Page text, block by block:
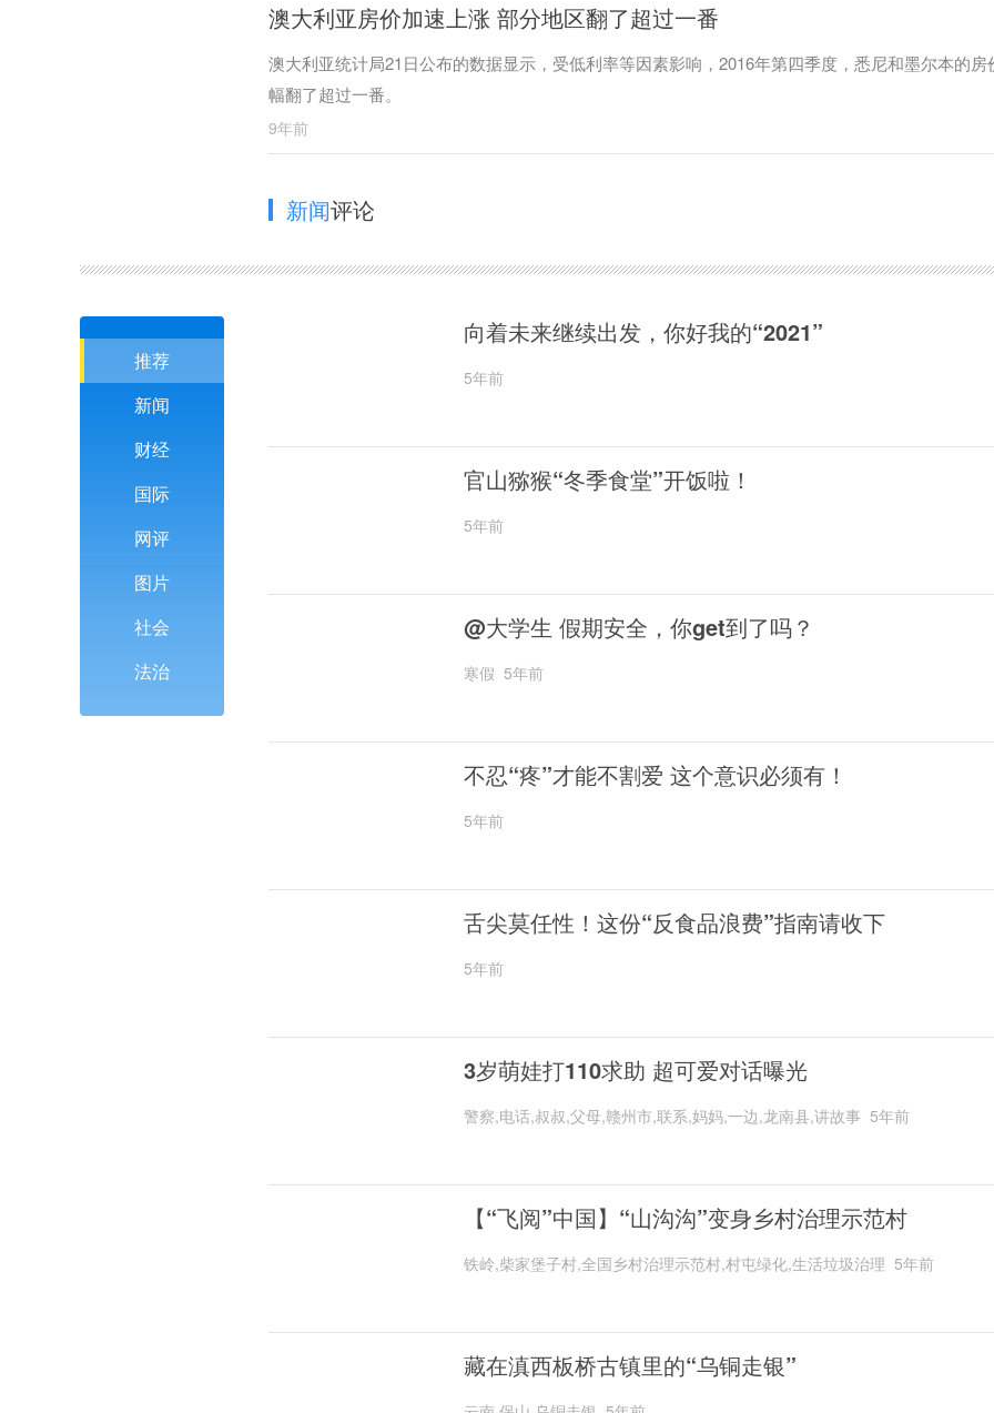
澳大利亚房价加速上涨 部分地区翻了超过一番
澳大利亚统计局21日公布的数据显示，受低利率等因素影响，2016年第四季度，悉尼和墨尔本的房
幅翻了超过一番。
9年前
新闻评论
推荐
新闻
财经
国际
网评
图片
社会
法治
向着未来继续出发，你好我的“2021”
5年前
官山猕猴“冬季食堂”开饭啦！
5年前
@大学生 假期安全，你get到了吗？
寒假 5年前
不忍“疼”才能不割爱 这个意识必须有！
5年前
舌尖莫任性！这份“反食品浪费”指南请收下
5年前
3岁萌娃打110求助 超可爱对话曝光
警察,电话,叔叔,父母,赣州市,联系,妈妈,一边,龙南县,讲故事 5年前
【“飞阅”中国】“山沟沟”变身乡村治理示范村
铁岭,柴家堡子村,全国乡村治理示范村,村屯绿化,生活垃圾治理 5年前
藏在滇西板桥古镇里的“乌铜走银”